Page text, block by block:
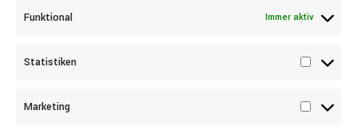
Funktional Immer aktiv
Statistiken
Marketing